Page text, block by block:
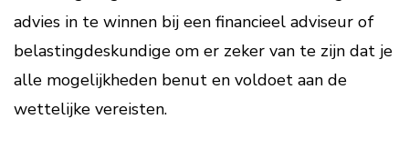
advies in te winnen bij een financieel adviseur of
belastingdeskundige om er zeker van te zijn dat je
alle mogelijkheden benut en voldoet aan de
wettelijke vereisten.